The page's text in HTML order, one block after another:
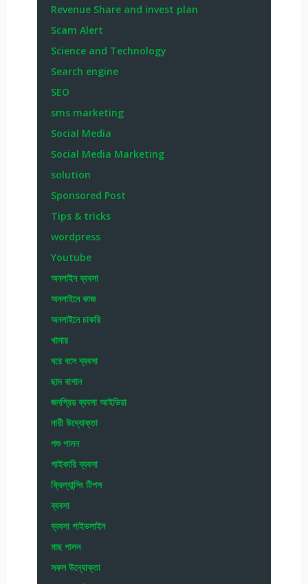
Revenue Share and invest plan
Scam Alert
Science and Technology
Search engine
SEO
sms marketing
Social Media
Social Media Marketing
solution
Sponsored Post
Tips & tricks
wordpress
Youtube
অনলাইন ব্যবসা
অনলাইনে কাজ
অনলাইনে চাকরি
খামার
ঘরে বসে ব্যবসা
ছাদ বাগান
জনপ্রিয় ব্যবসা আইডিয়া
নারী উদ্যোক্তা
পশু পালন
পাইকারি ব্যবসা
ফ্রিল্যান্সিং টিপস
ব্যবসা
ব্যবসা গাইডলাইন
মাছ পালন
সফল উদ্যোক্তা